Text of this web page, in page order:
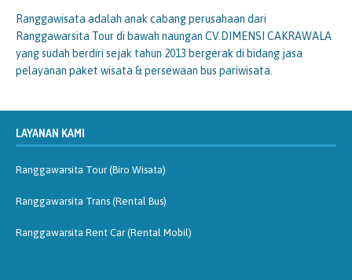
Ranggawisata adalah anak cabang perusahaan dari
Ranggawarsita Tour di bawah naungan CV.DIMENSI CAKRAWALA
yang sudah berdiri sejak tahun 2013 bergerak di bidang jasa
pelayanan paket wisata & persewaan bus pariwisata.
LAYANAN KAMI
Ranggawarsita Tour (Biro Wisata)
Ranggawarsita Trans (Rental Bus)
Ranggawarsita Rent Car (Rental Mobil)